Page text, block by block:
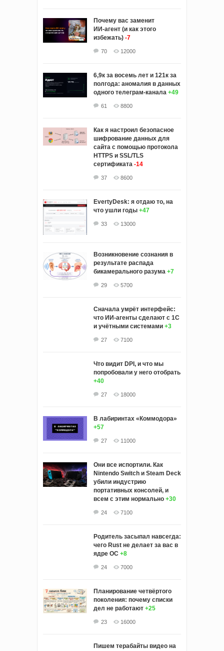
Почему вас заменит
ИИ‑агент (и как этого
избежать) -7
70 12000
6,9к за восемь лет и 121к за
полгода: аномалия в данных
одного телеграм-канала +49
61 8800
Как я настроил безопасное
шифрование данных для
сайта с помощью протокола
HTTPS и SSL/TLS
сертификата -14
37 8600
EvertyDesk: я отдаю то, на
что ушли годы +47
33 13000
Возникновение сознания в
результате распада
бикамерального разума +7
29 5700
Сначала умрёт интерфейс:
что ИИ-агенты сделают с 1С
и учётными системами +3
27 7100
Что видит DPI, и что мы
попробовали у него отобрать
+40
27 18000
В лабиринтах «Коммодора»
+57
27 11000
Они все испортили. Как
Nintendo Switch и Steam Deck
убили индустрию
портативных консолей, и
всем с этим нормально +30
24 7100
Родитель засыпал навсегда:
чего Rust не делает за вас в
ядре ОС +8
24 7000
Планирование четвёртого
поколения: почему списки
дел не работают +25
23 16000
Пишем терабайты видео на